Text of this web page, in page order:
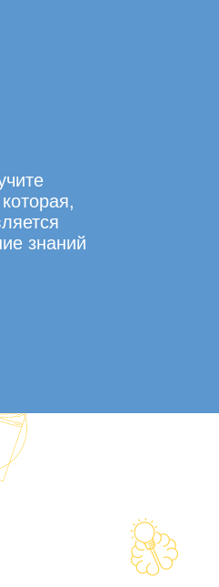
знаний